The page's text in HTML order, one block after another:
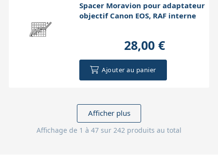
Spacer Moravion pour adaptateur
objectif Canon EOS, RAF interne
28,00 €
Ajouter au panier
Affichage de 1 à 47 sur 242 produits au total
Afficher plus